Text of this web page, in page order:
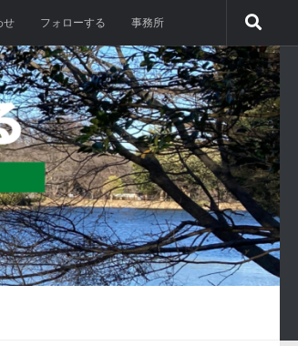
せ フォローする 事務所